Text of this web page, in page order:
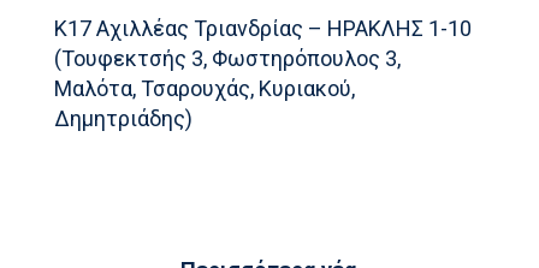
Κ17 Αχιλλέας Τριανδρίας – ΗΡΑΚΛΗΣ 1-10
(Τουφεκτσής 3, Φωστηρόπουλος 3,
Μαλότα, Τσαρουχάς, Κυριακού,
Δημητριάδης)